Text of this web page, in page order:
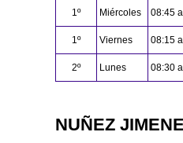
1º
Miércoles 08:45
1º Viernes 08:15
2º Lunes 08:30
NUÑEZ